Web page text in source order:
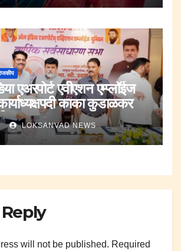
एअरपोर्ट एवीएशन एम्प्लॉईज
काका कुडाळकर
LOKSANVAD NEWS
will not be published. Required